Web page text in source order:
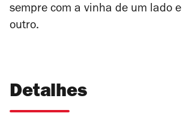
sempre com a vinha de um lado
outro.
Detalhes